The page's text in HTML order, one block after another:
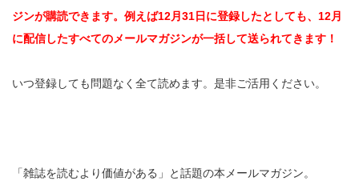
ジンが購読できます。例えば12月31日に登録したとしても、12月
に配信したすべてのメールマガジンが一括して送られてきます！
いつ登録しても問題なく全て読めます。是非ご活用ください。
「雑誌を読むより価値がある」と話題の本メールマガジン。